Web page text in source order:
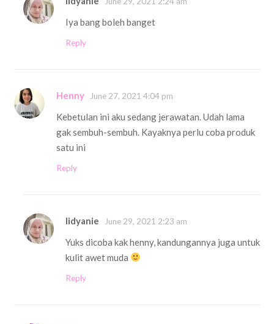
Iya bang boleh banget
Reply
Henny June 27, 2021 4:04 pm
Kebetulan ini aku sedang jerawatan. Udah lama
gak sembuh-sembuh. Kayaknya perlu coba produk
satu ini
Reply
Iidyanie June 29, 2021 2:23 am
Yuks dicoba kak henny, kandungannya juga untuk
kulit awet muda
Reply